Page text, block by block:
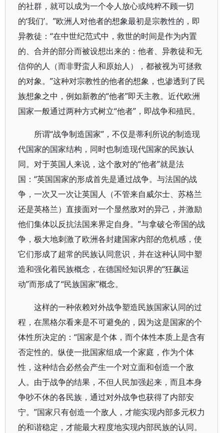
的社群，就可以成为一个令人放心或纯粹不顾一切
的‘我们’。”欧洲人对他者的想象最初是宗教性的，即
异教徒：“在中世纪范式中，救世的时间是作为内置
的、合并的部分而被设想出来的：他者、异教徒和无
信仰的人（而非野蛮人和原始人），都被视为可拯救
的对象。”这种对宗教性的他者的想象，也渗透到了民
族想象之中，例如新教的“他者”即天主教。近代欧洲
国家一般通过两种方式树立“他者”，即战争和殖民。
所谓“战争制造国家”，不仅是蒂利所说的制造现
代国家的国家结构，同时也制造现代国家的民族认
同。对于英国人来说，这个敌对的“他者”就是法
国：“英国国家的形成首先是通过战争。与法国的战
争，一次又一次让英国人（不管来自威尔士、苏格兰
还是英格兰）直接面对一个显然敌对的异己，并激励
他们集体以反抗法国来界定自身。”与拿破仑帝国的战
争，极大地刺激了欧洲各封建国家内部的危机感，使
它们形成了超常的民族认同意识，并在这种认同中塑
造和强化着民族概念，在德国经知识界的“狂飙运
动”而形成了“民族国家”概念。
这样的一种依赖对外战争塑造民族国家认同的过
程，在黑格尔看来是不可避免的，因为这是国家的个
体性所决定的：“国家是个体，而个体性本质上是含有
否定性的。纵使一批国家组成一个家庭，作为个体
性，这种结合必然会产生一个对立面和创造一个敌
人。由于战争的结果，不但人民加强起来，而且本身
争吵不休的各民族，通过对外战争也获得了内部安
宁。”国家只有创造一个敌人，才能实现内部多元权力
的和谐稳定，才能最大程度地实现内部民族的认同。